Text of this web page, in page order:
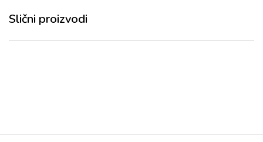
Slični proizvodi